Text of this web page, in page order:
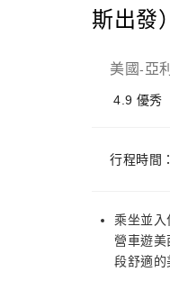
斯出發）
美國- 亞
4.9 優秀
行程時間
乘坐並
營車遊
段舒適的